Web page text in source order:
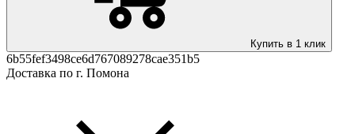
Купить в 1 клик
6b55fef3498ce6d767089278cae351b5
Доставка по г. Помона